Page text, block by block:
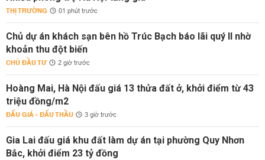
THỊ TRƯỜNG 01 phút trước
Chủ dự án khách sạn bên hồ Trúc Bạch báo lãi quý II nhờ
khoản thu đột biến
CHỦ ĐẦU TƯ 2 giờ trước
Hoàng Mai, Hà Nội đấu giá 13 thửa đất ở, khởi điểm từ 43
triệu đồng/m2
ĐẤU GIÁ - ĐẤU THẦU 3 giờ trước
Gia Lai đấu giá khu đất làm dự án tại phường Quy Nhơn
Bắc, khởi điểm 23 tỷ đồng